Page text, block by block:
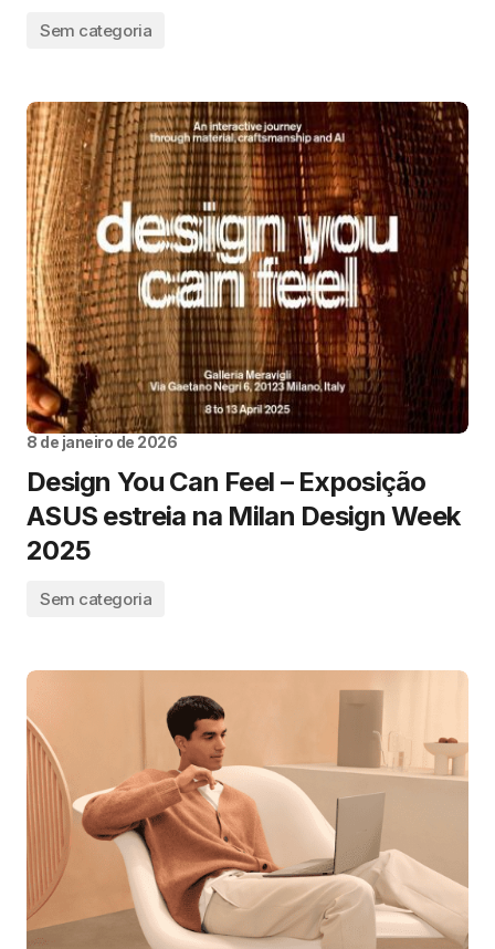
Sem categoria
8 de janeiro de 2026
Design You Can Feel – Exposição
ASUS estreia na Milan Design Week
2025
Sem categoria